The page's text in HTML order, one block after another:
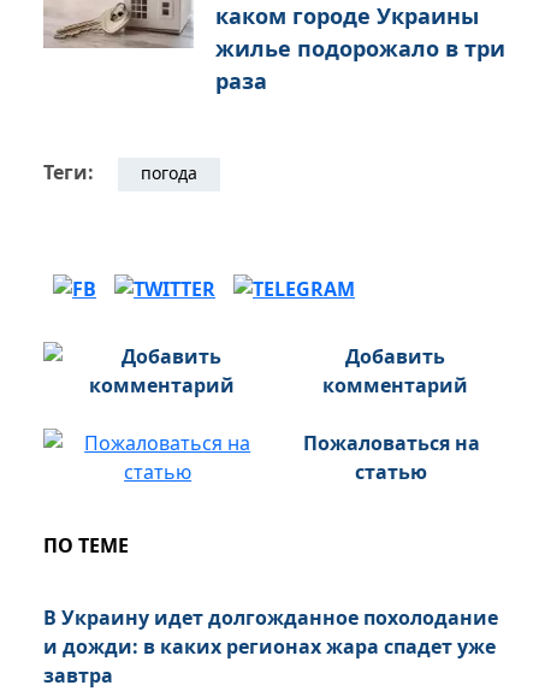
каком городе Украины
жилье подорожало в три
раза
Теги: погода
Добавить
комментарий
Пожаловаться на
статью
ПО ТЕМЕ
В Украину идет долгожданное похолодание
и дожди: в каких регионах жара спадет уже
завтра